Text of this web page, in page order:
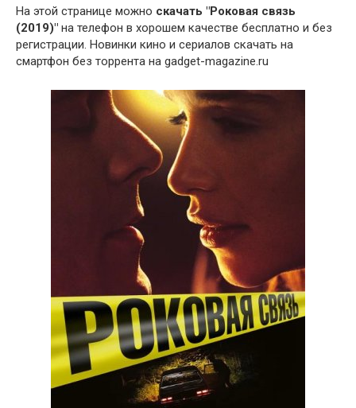
На этой странице можно скачать "Роковая связь
(2019)" на телефон в хорошем качестве бесплатно и без
регистрации. Новинки кино и сериалов скачать на
смартфон без торрента на gadget-magazine.ru